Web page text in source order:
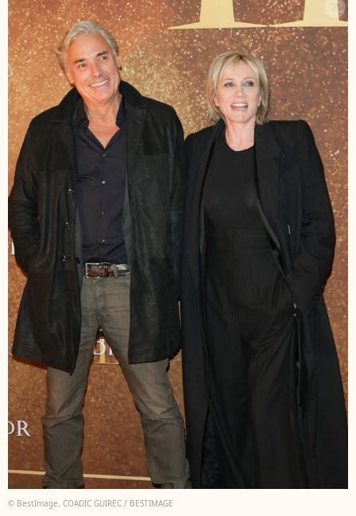
© BestImage, COADIC GUIREC / BESTIMAGE